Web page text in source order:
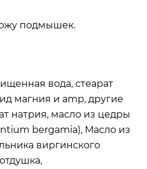
подмышек.
вода, стеарат
магния и amp, другие
натрия, масло из цедры
bergamia), Масло из
виргинского